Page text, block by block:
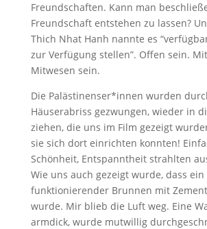
Freundschaften. Kann man
Freundschaft entstehen zu lassen?
Thich Nhat Hanh nannte es
zur Verfügung stellen”. Offen sein.
Mitwesen sein.
Die Palästinenser*innen wurden
Häuserabriss gezwungen, wieder in
ziehen, die uns im Film gezeigt
sie sich dort einrichten konnten!
Schönheit, Entspanntheit strahlten
Wie uns auch gezeigt wurde, dass ein
funktionierender Brunnen mit
wurde. Mir blieb die Luft weg. Eine
armdick, wurde mutwillig